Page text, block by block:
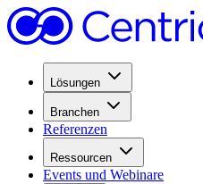
Lösungen
Branchen
Referenzen
Ressourcen
Events und Webinare